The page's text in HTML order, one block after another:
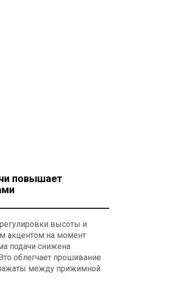
повышает
высоты и
акцентом на момент
подачи снижена
облегчает прошивание
между прижимной